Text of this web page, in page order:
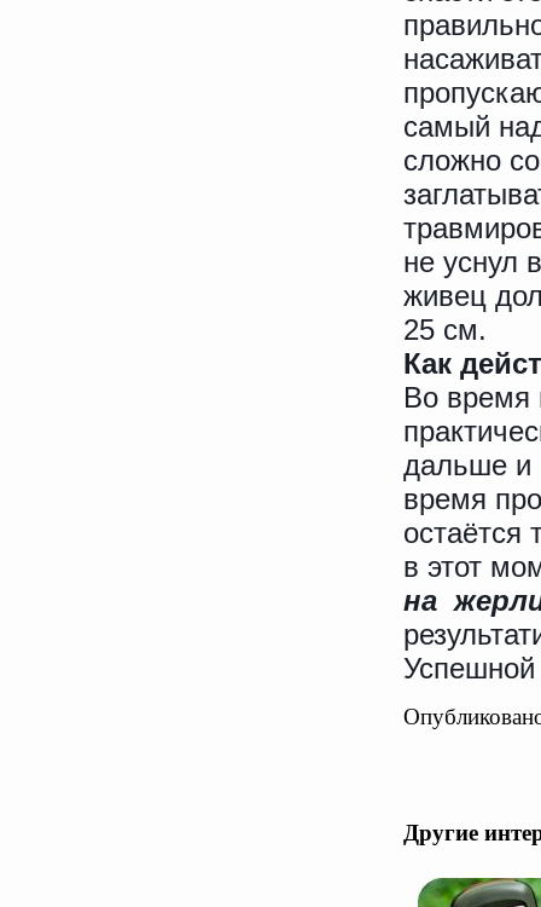
самый
сложно
не уснул
живец
25 см.
Как
Во время
дальше и
время
остаётся
в этот
на
Другие